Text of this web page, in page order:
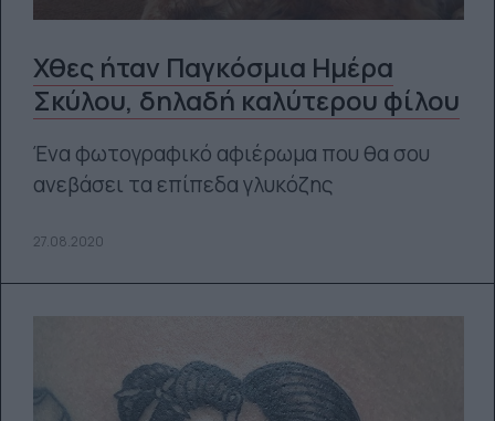
Χθες ήταν Παγκόσμια Ημέρα
Σκύλου, δηλαδή καλύτερου φίλου
Ένα φωτογραφικό αφιέρωμα που θα σου
ανεβάσει τα επίπεδα γλυκόζης
27.08.2020